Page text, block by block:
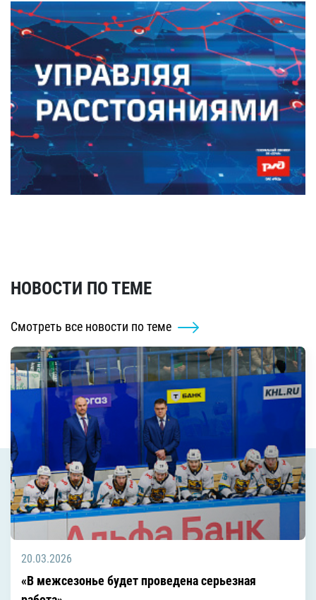
НОВОСТИ ПО ТЕМЕ
Смотреть все новости по теме
20.03.2026
«В межсезонье будет проведена серьезная